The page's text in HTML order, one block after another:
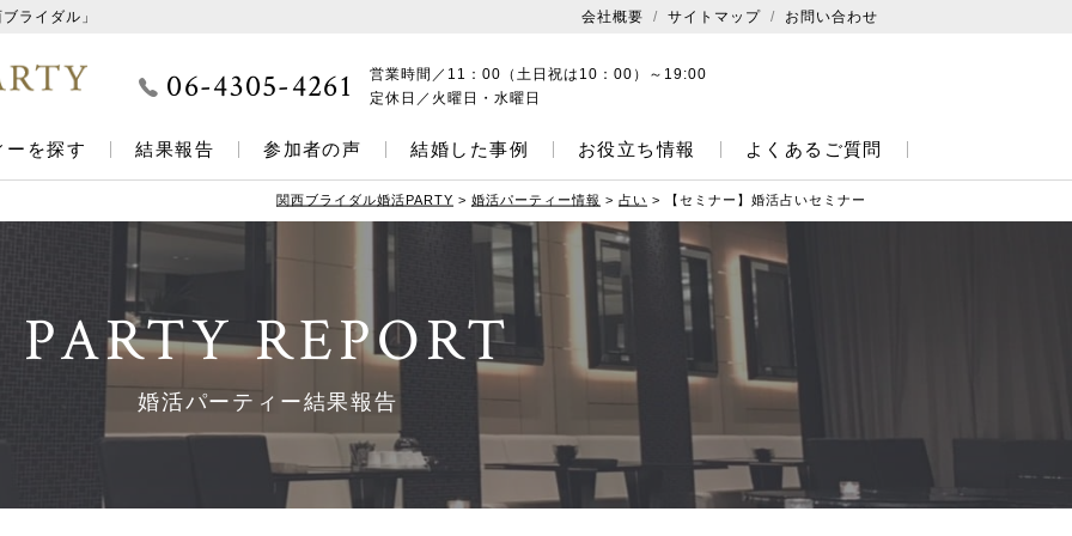
ライダル」 会社概要 サイトマップ お問い合わせ
06-4305-4261 営業時間／ 11：00（土日祝は10：00）～19:00
定休日／ 火曜日・水曜日
ーを探す 結果報告 参加者の声 結婚した事例 お役立ち情報 よくあるご質問
関西ブライダル婚活PARTY > 婚活パーティー情報 > 占い > 【セミナー】婚活占いセミナー
PARTY REPORT
婚活パーティー結果報告